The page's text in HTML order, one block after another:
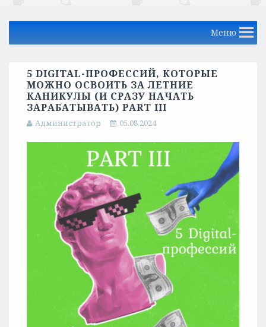
Меню
5 DIGITAL-ПРОФЕССИЙ, КОТОРЫЕ
МОЖНО ОСВОИТЬ ЗА ЛЕТНИЕ
КАНИКУЛЫ (И СРАЗУ НАЧАТЬ
ЗАРАБАТЫВАТЬ) PART III
Администратор 05.08.2024